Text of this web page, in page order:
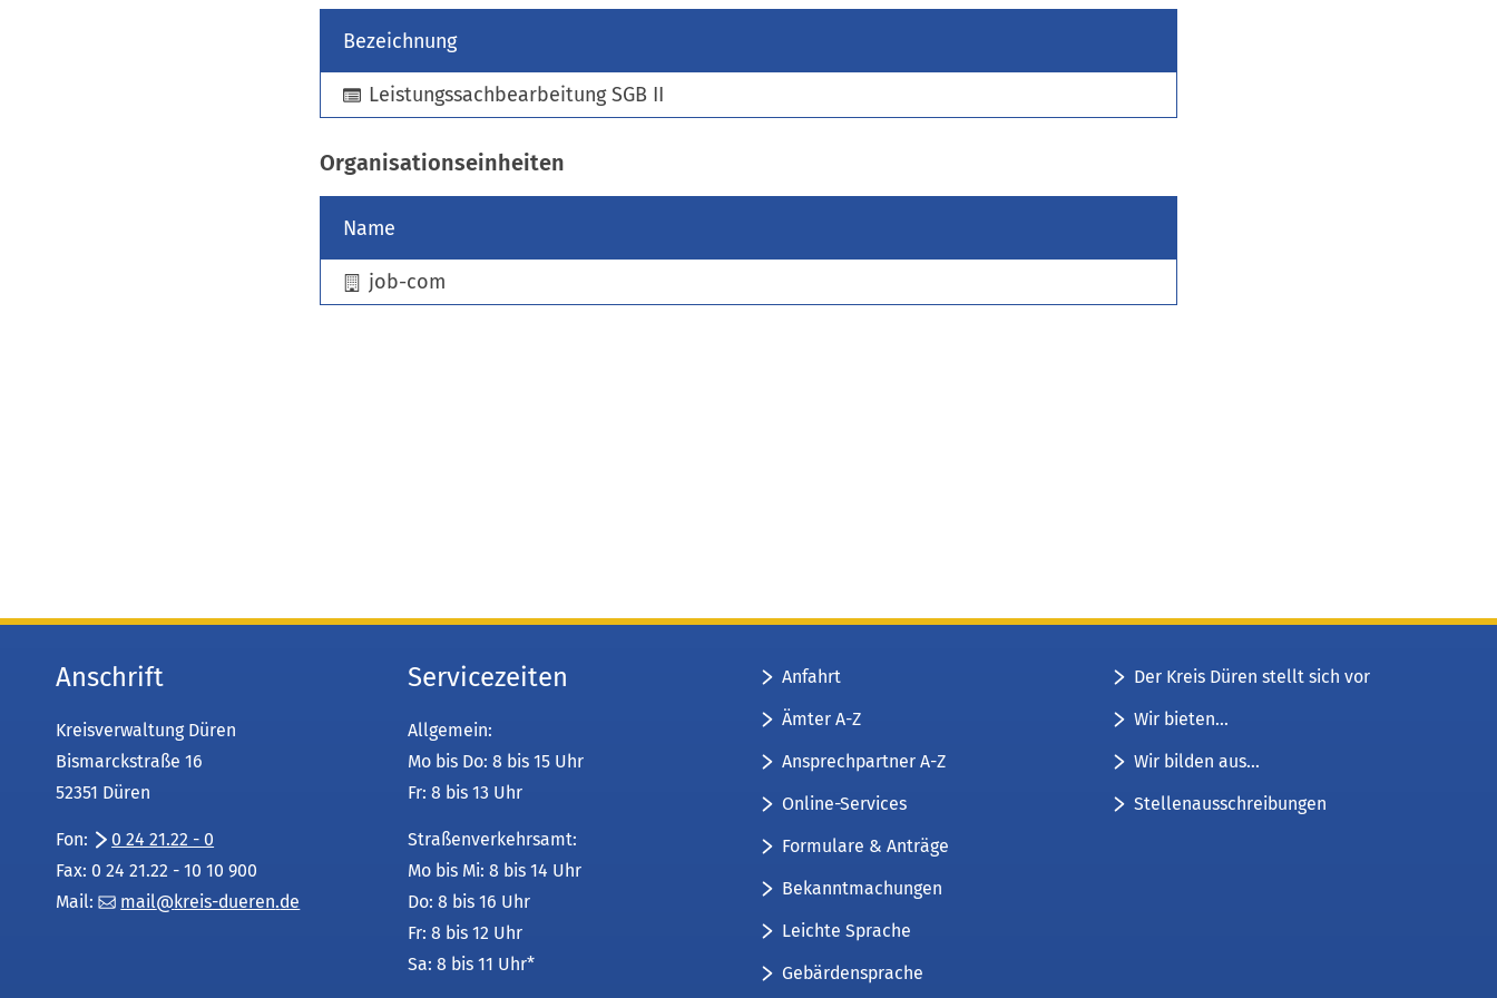
)
Bezeichnung
Leistungssachbearbeitung SGB II
Organisationseinheiten
Name
job-com
Anschrift
Kreisverwaltung Düren
Bismarckstraße 16
52351 Düren
Fon:
0 24 21.22 - 0
Fax: 0 24 21.22 - 10 10 900
Mail:
mail kreis-dueren de
Servicezeiten
Allgemein:
Mo bis Do: 8 bis 15 Uhr
Fr: 8 bis 13 Uhr
Straßenverkehrsamt:
Mo bis Mi: 8 bis 14 Uhr
Do: 8 bis 16 Uhr
Fr: 8 bis 12 Uhr
Sa: 8 bis 11 Uhr*
Anfahrt
Ämter A-Z
Ansprechpartner A-Z
Online-Services
Formulare & Anträge
Bekanntmachungen
Leichte Sprache
Gebärdensprache
Der Kreis Düren stellt sich vor
Wir bieten...
Wir bilden aus...
Stellenausschreibungen